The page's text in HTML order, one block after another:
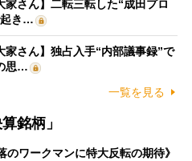
家さん】二転三転した“成田プロ
起き…
家さん】独占入手“内部議事録”で
思…
一覧を見る
銘柄」
のワークマンに特大反転の期待》